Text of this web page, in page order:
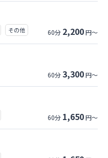
その他 60分 2,200円～
60分3,300円～
60分 1,650円～